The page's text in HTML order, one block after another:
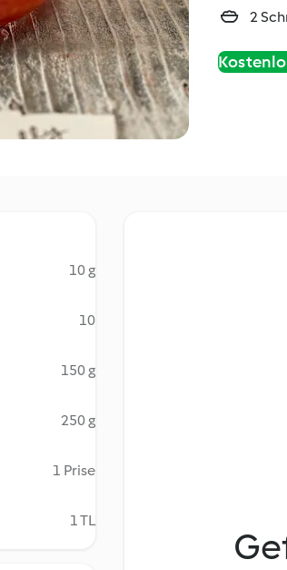
2
10 g
10
150 g
250 g
1 Prise
1 TL